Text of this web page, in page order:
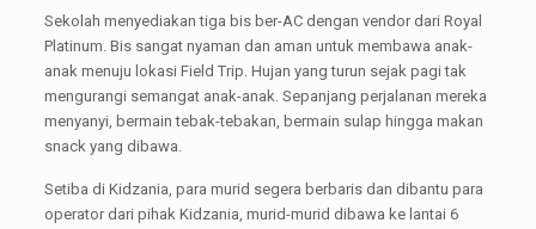
Sekolah menyediakan tiga bis ber-AC dengan vendor dari Royal
Platinum. Bis sangat nyaman dan aman untuk membawa anak-
anak menuju lokasi Field Trip. Hujan yang turun sejak pagi tak
mengurangi semangat anak-anak. Sepanjang perjalanan mereka
menyanyi, bermain tebak-tebakan, bermain sulap hingga makan
snack yang dibawa.
Setiba di Kidzania, para murid segera berbaris dan dibantu para
operator dari pihak Kidzania, murid-murid dibawa ke lantai 6